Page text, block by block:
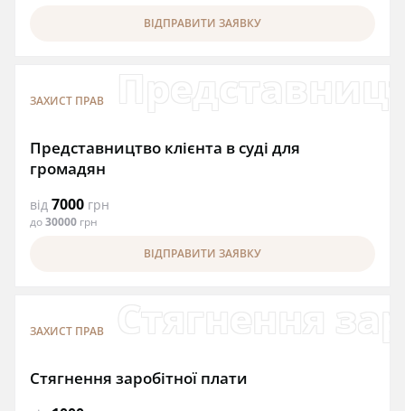
ВІДПРАВИТИ ЗАЯВКУ
ЗАХИСТ ПРАВ
Представництво клієнта в суді для
громадян
від 7000 грн
до30000 грн
ВІДПРАВИТИ ЗАЯВКУ
ЗАХИСТ ПРАВ
Стягнення заробітної плати